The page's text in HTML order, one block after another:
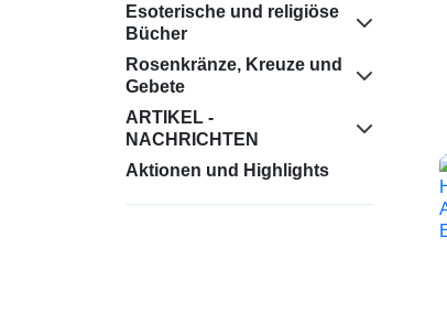
Esoterische und religiöse
Bücher
Rosenkränze, Kreuze und
Gebete
ARTIKEL -
NACHRICHTEN
Aktionen und Highlights